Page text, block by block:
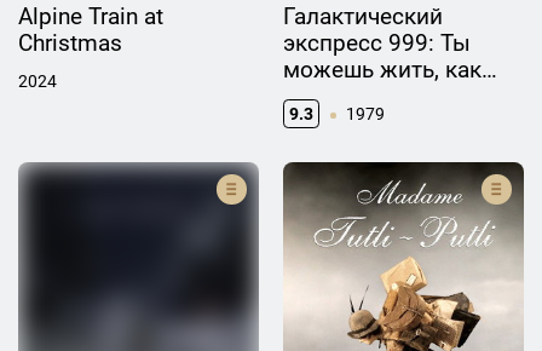
Alpine Train at
Christmas
2024
Галактический
экспресс 999: Ты
можешь жить, как
воин?
9.3 1979